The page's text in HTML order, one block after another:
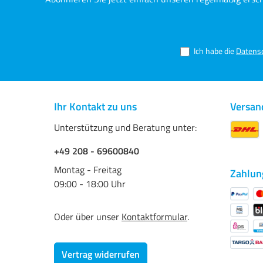
Smooth Gloss 285 g/m²
Ich habe die
Ihr Kontakt zu uns
Unterstützung und Beratung unter:
+49 208 - 69600840
Montag - Freitag
09:00 - 18:00 Uhr
Oder über unser Kontaktformular.
Vertrag widerrufen